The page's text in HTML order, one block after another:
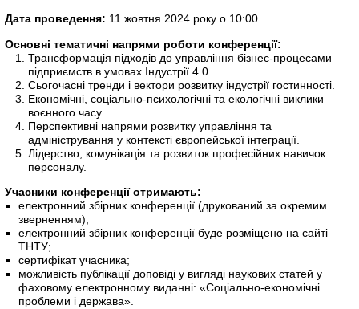
Дата проведення: 11 жовтня 2024 року о 10:00.
Основні тематичні напрями роботи конференції:
Трансформація підходів до управління бізнес-процесами
підприємств в умовах Індустрії 4.0.
Сьогочасні тренди і вектори розвитку індустрії гостинності.
Економічні, соціально-психологічні та екологічні виклики
воєнного часу.
Перспективні напрями розвитку управління та
адміністрування у контексті європейської інтеграції.
Лідерство, комунікація та розвиток професійних навичок
персоналу.
Учасники конференції отримають:
електронний збірник конференції (друкований за окремим
зверненням);
електронний збірник конференції буде розміщено на сайті
ТНТУ;
сертифікат учасника;
можливість публікації доповіді у вигляді наукових статей у
фаховому електронному виданні: «Соціально-економічні
проблеми і держава».